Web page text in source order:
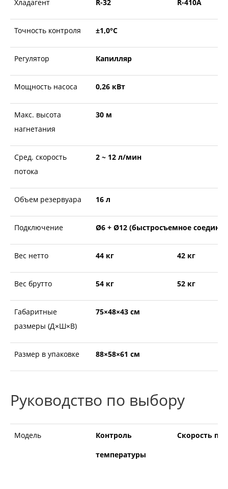
Хладагент R-32 R-410A
Точность контроля ±1,0°С
Регулятор Капилляр
Мощность насоса 0,26 кВт
Макс. высота
нагнетания
30 м
Сред. скорость
потока
2 ~ 12 л/мин
Объем резервуара 16 л
Подключение Ø6 + Ø12 (быстросъемное
Вес нетто 44 кг 42 кг
Вес брутто 54 кг 52 кг
Габаритные
размеры (Д×Ш×В)
75×48×43 см
Размер в упаковке 88×58×61 см
Руководство по выбору
Модель
Контроль
температуры
Скорость